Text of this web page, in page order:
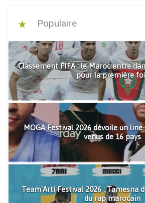
Populaire
Classement FIFA : le Maroc entre
pour la première
MOGA Festival 2026 dévoile un
venus de 16 pays
Team'Arti Festival 2026 : Tamesna
du rap marocain